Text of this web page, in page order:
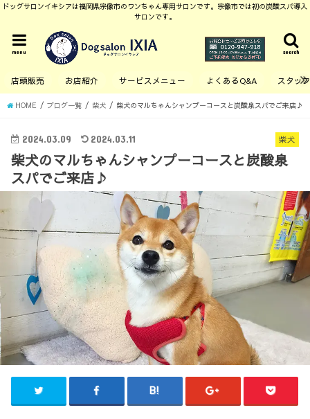
ドッグサロンイキシアは福岡県宗像市のワンちゃん専用サロンです。宗像市では初の炭酸スパ導入
サロンです。
search
menu
店頭販売 お店紹介 サービスメニュー よくあるQ&A スタッ
HOME ブログ一覧 柴犬 柴犬のマルちゃんシャンプーコースと炭酸泉スパでご来店♪
柴犬
2024.03.09 2024.03.11
柴犬のマルちゃんシャンプーコースと炭酸泉
スパでご来店♪